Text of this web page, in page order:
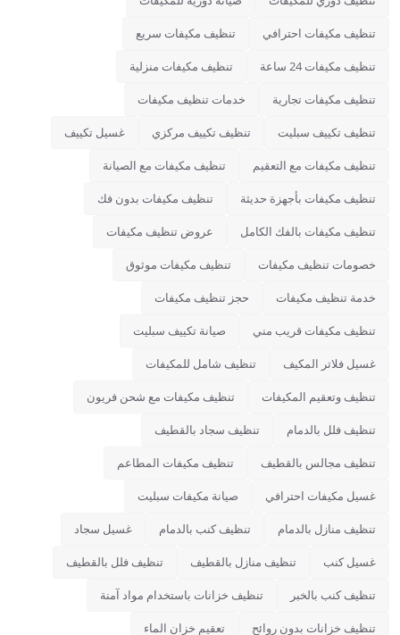
تنظيف مكيفات احترافي تنظيف مكيفات سريع
تنظيف مكيفات 24 ساعة تنظيف مكيفات منزلية
تنظيف مكيفات تجارية خدمات تنظيف مكيفات
تنظيف تكييف سبليت تنظيف تكييف مركزي غسيل تكييف
تنظيف مكيفات مع التعقيم تنظيف مكيفات مع الصيانة
تنظيف مكيفات بأجهزة حديثة تنظيف مكيفات بدون فك
تنظيف مكيفات بالفك الكامل عروض تنظيف مكيفات
خصومات تنظيف مكيفات تنظيف مكيفات موثوق
خدمة تنظيف مكيفات حجز تنظيف مكيفات
تنظيف مكيفات قريب مني صيانة تكييف سبليت
غسيل فلاتر المكيف تنظيف شامل للمكيفات
تنظيف وتعقيم المكيفات تنظيف مكيفات مع شحن فريون
تنظيف فلل بالدمام تنظيف سجاد بالقطيف
تنظيف مجالس بالقطيف تنظيف مكيفات المطاعم
غسيل مكيفات احترافي صيانة مكيفات سبليت
تنظيف منازل بالدمام تنظيف كنب بالدمام غسيل سجاد
غسيل كنب تنظيف منازل بالقطيف تنظيف فلل بالقطيف
تنظيف كنب بالخبر تنظيف خزانات باستخدام مواد آمنة
تنظيف خزانات بدون روائح تعقيم خزان الماء